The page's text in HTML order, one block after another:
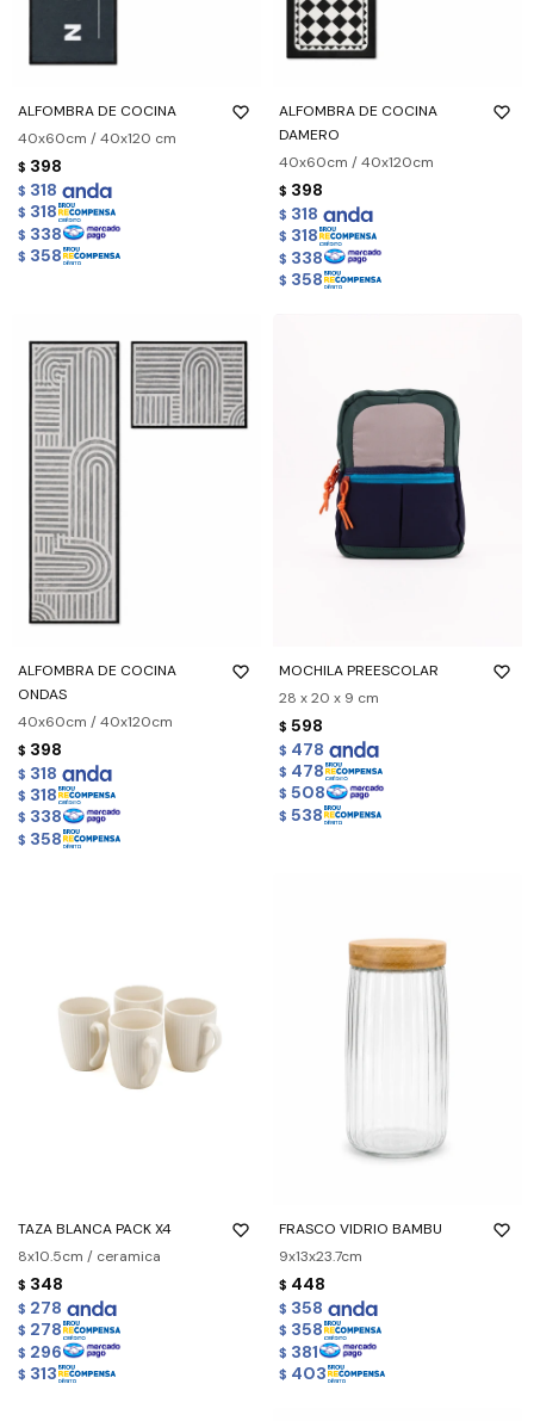
ALFOMBRA DE COCINA
40x60cm / 40x120 cm
$ 398
$ 318
$ 318
$ 338
$ 358
ALFOMBRA DE COCINA
DAMERO
40x60cm / 40x120cm
$ 398
$ 318
$ 318
$ 338
$ 358
ALFOMBRA DE COCINA
ONDAS
40x60cm / 40x120cm
$ 398
$ 318
$ 318
$ 338
$ 358
MOCHILA PREESCOLAR
28 x 20 x 9 cm
$ 598
$ 478
$ 478
$ 508
$ 538
TAZA BLANCA PACK X4
8x10.5cm / ceramica
$ 348
$ 278
$ 278
$ 296
$ 313
FRASCO VIDRIO BAMBU
9x13x23.7cm
$ 448
$ 358
$ 358
$ 381
$ 403